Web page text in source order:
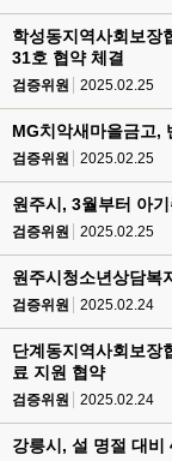
학성동지역사회보장
31호 협약 체결
검증위원 2025.02.25
MG치악새마을금고,
검증위원 2025.02.25
원주시, 3월부터 아
검증위원 2025.02.25
원주시청소년상담복
검증위원 2025.02.24
단계동지역사회보장
료 지원 협약
검증위원 2025.02.24
강릉시, 설 명절 대비